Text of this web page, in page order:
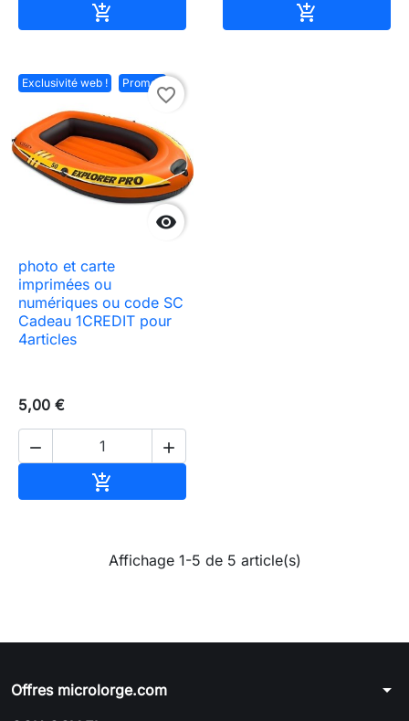
 
Exclusivité web ! Promo !

favorite_border
photo et carte
imprimées ou
numériques ou code SC
Cadeau 1CREDIT pour
4articles
5,00 €
 

Affichage 1-5 de 5 article(s)
Offres microlorge.com arrow_drop_down